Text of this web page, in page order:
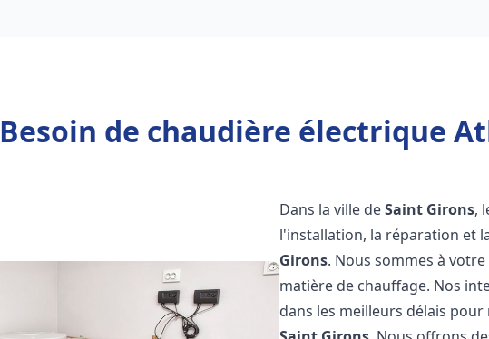
Besoin de chaudière électrique
Dans la ville deSaint Girons,
l'installation, la réparation et
Girons. Nous sommes à
matière de chauffage. Nos
dans les meilleurs délais